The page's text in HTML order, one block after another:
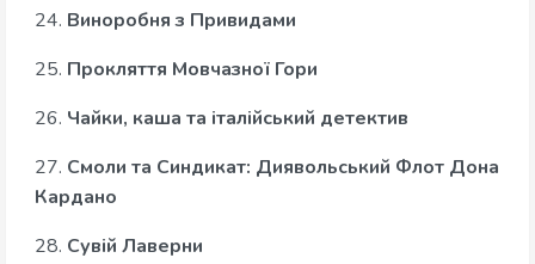
24. Виноробня з Привидами
25. Прокляття Мовчазної Гори
26. Чайки, каша та італійський детектив
27. Смоли та Синдикат: Диявольський Флот Дона
Кардано
28. Сувій Лаверни